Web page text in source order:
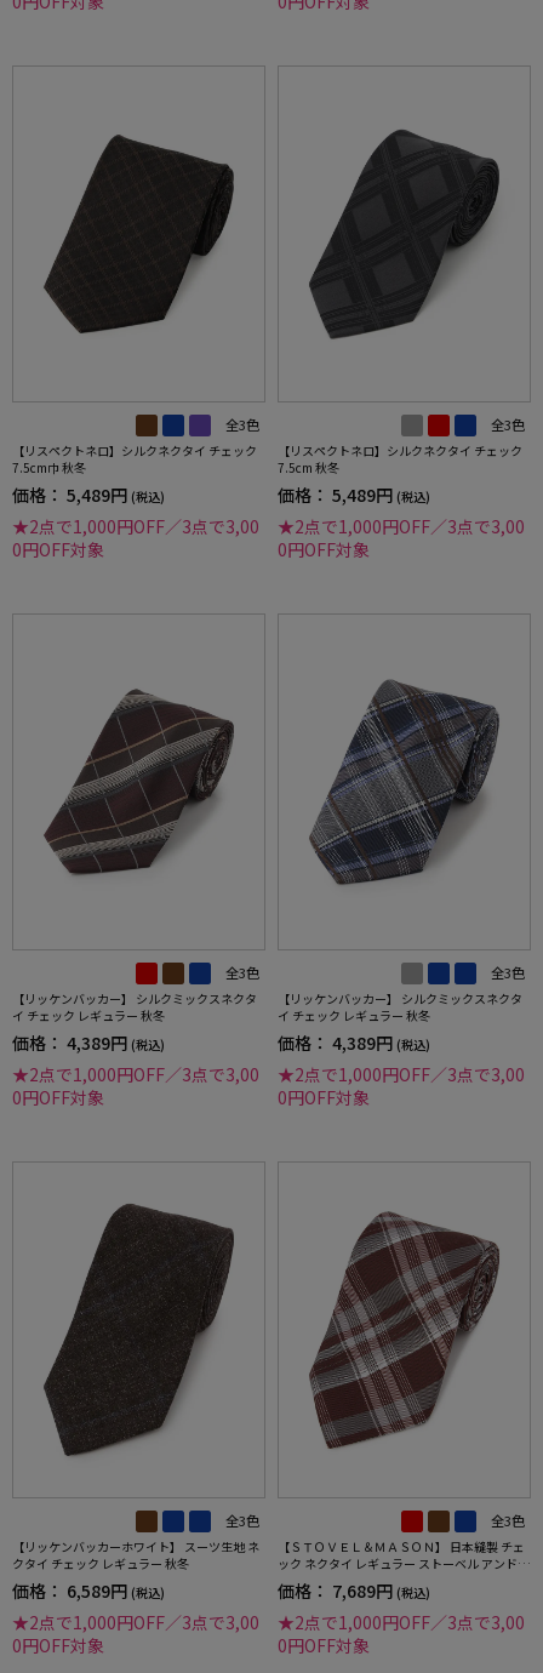
全3色
【リスペクトネロ】シルクネクタイ チェック
7.5cm巾 秋冬
価格： 5,489円 (税込)
★2点で1,000円OFF／3点で3,00
0円OFF対象
全3色
【リスペクトネロ】シルクネクタイ チェック
7.5cm 秋冬
価格： 5,489円 (税込)
★2点で1,000円OFF／3点で3,00
0円OFF対象
全3色
【リッケンバッカー】 シルクミックスネクタ
イ チェック レギュラー 秋冬
価格： 4,389円 (税込)
★2点で1,000円OFF／3点で3,00
0円OFF対象
全3色
【リッケンバッカー】 シルクミックスネクタ
イ チェック レギュラー 秋冬
価格： 4,389円 (税込)
★2点で1,000円OFF／3点で3,00
0円OFF対象
全3色
【リッケンバッカーホワイト】 スーツ生地 ネ
クタイ チェック レギュラー 秋冬
価格： 6,589円 (税込)
★2点で1,000円OFF／3点で3,00
0円OFF対象
全3色
【ＳＴＯＶＥＬ＆ＭＡＳＯＮ】 日本縫製 チェ
ック ネクタイ レギュラー ストーベル アンド
メイソン 春夏
価格： 7,689円 (税込)
★2点で1,000円OFF／3点で3,00
0円OFF対象